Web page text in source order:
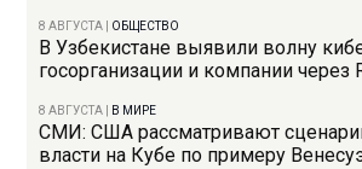
8 АВГУСТА ОБЩЕСТВО
В Узбекистане выявили волну
госорганизации и компании через
8 АВГУСТА В МИРЕ
СМИ: США рассматривают
власти на Кубе по примеру